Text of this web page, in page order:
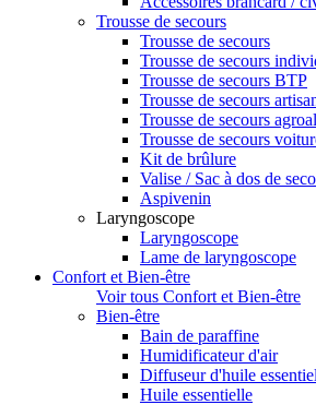
Trousse de secours
Trousse de secours
Trousse de secours
Trousse de secours BTP
Trousse de secours
Trousse de secours
Trousse de secours
Kit de brûlure
Valise / Sac à dos de
Aspivenin
Laryngoscope
Laryngoscope
Lame de laryngoscope
Confort et Bien-être
Voir tous Confort et Bien-être
Bien-être
Bain de paraffine
Humidificateur d'air
Diffuseur d'huile
Huile essentielle